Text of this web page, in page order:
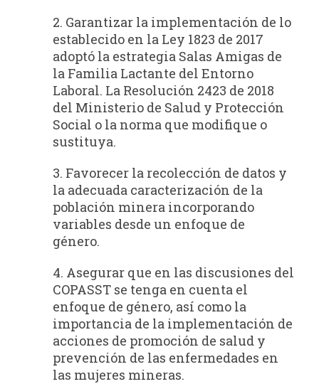
2. Garantizar la implementación de lo
establecido en la Ley 1823 de 2017
adoptó la estrategia Salas Amigas de
la Familia Lactante del Entorno
Laboral. La Resolución 2423 de 2018
del Ministerio de Salud y Protección
Social o la norma que modifique o
sustituya.
3. Favorecer la recolección de datos y
la adecuada caracterización de la
población minera incorporando
variables desde un enfoque de
género.
4. Asegurar que en las discusiones del
COPASST se tenga en cuenta el
enfoque de género, así como la
importancia de la implementación de
acciones de promoción de salud y
prevención de las enfermedades en
las mujeres mineras.